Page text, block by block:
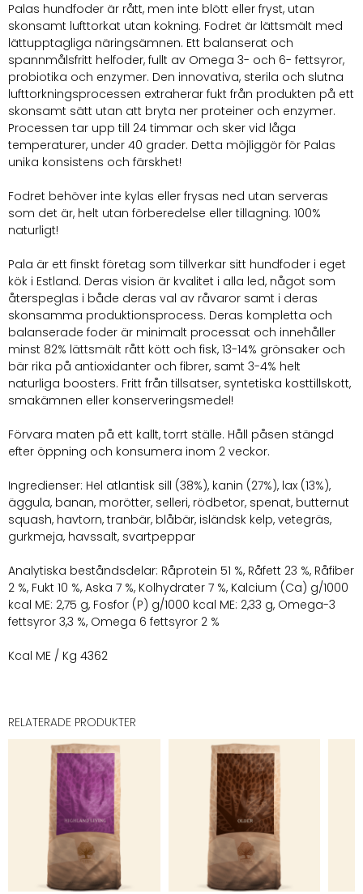
Palas hundfoder är rått, men inte blött eller fryst, utan
skonsamt lufttorkat utan kokning. Fodret är lättsmält med
lättupptagliga näringsämnen. Ett balanserat och
spannmålsfritt helfoder, fullt av Omega 3- och 6- fettsyror,
probiotika och enzymer. Den innovativa, sterila och slutna
lufttorkningsprocessen extraherar fukt från produkten på ett
skonsamt sätt utan att bryta ner proteiner och enzymer.
Processen tar upp till 24 timmar och sker vid låga
temperaturer, under 40 grader. Detta möjliggör för Palas
unika konsistens och färskhet!
Fodret behöver inte kylas eller frysas ned utan serveras
som det är, helt utan förberedelse eller tillagning. 100%
naturligt!
Pala är ett finskt företag som tillverkar sitt hundfoder i eget
kök i Estland. Deras vision är kvalitet i alla led, något som
återspeglas i både deras val av råvaror samt i deras
skonsamma produktionsprocess. Deras kompletta och
balanserade foder är minimalt processat och innehåller
minst 82% lättsmält rått kött och fisk, 13-14% grönsaker och
bär rika på antioxidanter och fibrer, samt 3-4% helt
naturliga boosters. Fritt från tillsatser, syntetiska kosttillskott,
smakämnen eller konserveringsmedel!
Förvara maten på ett kallt, torrt ställe. Håll påsen stängd
efter öppning och konsumera inom 2 veckor.
Ingredienser: Hel atlantisk sill (38%), kanin (27%), lax (13%),
äggula, banan, morötter, selleri, rödbetor, spenat, butternut
squash, havtorn, tranbär, blåbär, isländsk kelp, vetegräs,
gurkmeja, havssalt, svartpeppar
Analytiska beståndsdelar: Råprotein 51 %, Råfett 23 %, Råfiber
2 %, Fukt 10 %, Aska 7 %, Kolhydrater 7 %, Kalcium (Ca) g/1000
kcal ME: 2,75 g, Fosfor (P) g/1000 kcal ME: 2,33 g, Omega-3
fettsyror 3,3 %, Omega 6 fettsyror 2 %
Kcal ME / Kg 4362
RELATERADE PRODUKTER